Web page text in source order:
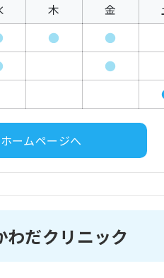
木 金
● ●
●
ホームページへ
だクリニック